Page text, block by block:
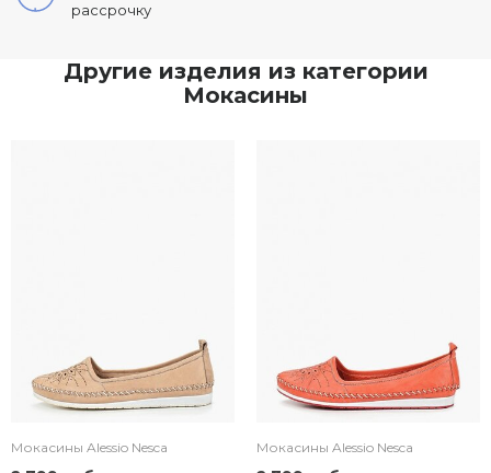
рассрочку
Другие изделия из категории
Мокасины
Мокасины Alessio Nesca Мокасины Alessio Nesca